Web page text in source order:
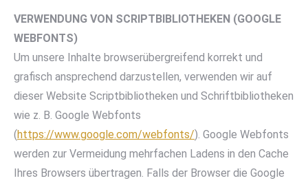
VERWENDUNG VON SCRIPTBIBLIOTHEKEN (GOOGLE
WEBFONTS)
Um unsere Inhalte browserübergreifend korrekt und
grafisch ansprechend darzustellen, verwenden wir auf
dieser Website Scriptbibliotheken und Schriftbibliotheken
wie z. B. Google Webfonts
(https://www.google.com/webfonts/). Google Webfonts
werden zur Vermeidung mehrfachen Ladens in den Cache
Ihres Browsers übertragen. Falls der Browser die Google